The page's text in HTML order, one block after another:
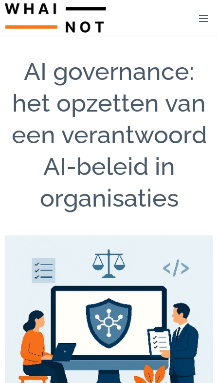
AI governance:
het opzetten van
een verantwoord
AI-beleid in
organisaties